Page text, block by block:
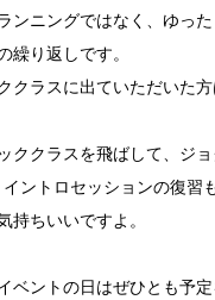
ンニングではなく、ゆっ
繰り返しです。
クラスに出ていただいた
ククラスを飛ばして、ジ
ントロセッションの復習
持ちいいですよ。
ベントの日はぜひとも予